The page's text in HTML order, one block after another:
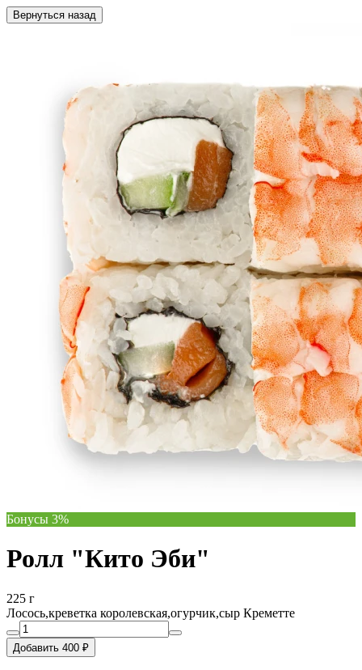
Вернуться назад
Бонусы 3%
Ролл "Кито Эби"
225 г
Лосось,креветка королевская,огурчик,сыр Креметте
Добавить 400 ₽